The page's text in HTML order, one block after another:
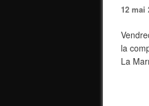
12 mai
la
La